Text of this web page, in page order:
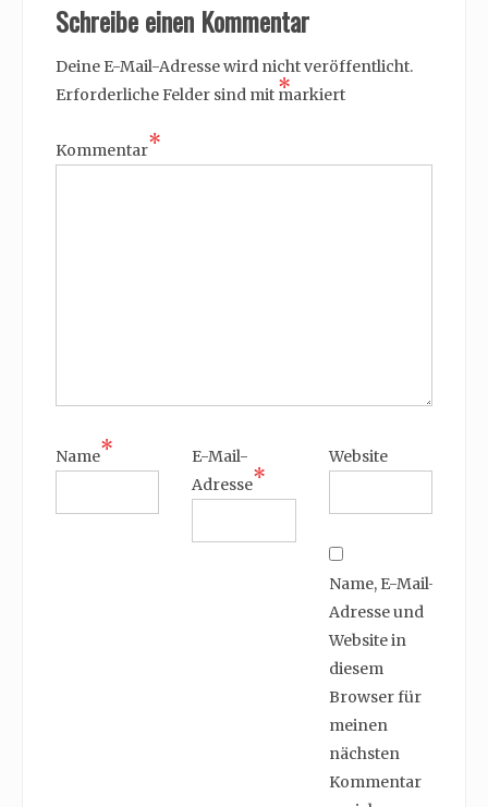
Schreibe einen Kommentar
Deine E-Mail-Adresse wird nicht veröffentlicht.
Erforderliche Felder sind mit *
markiert
Kommentar*
Name*
E-Mail-
Adresse*
Website
Name, E-Mail-
Adresse und
Website in
diesem
Browser für
meinen
nächsten
Kommentar